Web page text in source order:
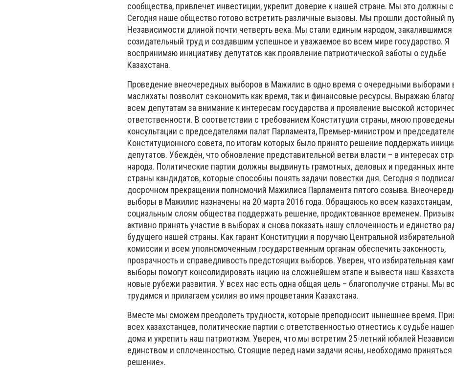
сообщества, привлечет инвестиции, укрепит доверие к нашей стране. Мы это должны
Сегодня наше общество готово встретить различные вызовы. Мы прошли достойный
Независимости длиной почти четверть века. Мы стали единым народом, закалившимся
созидательный труд и создавшим успешное и уважаемое во всем мире государство. Я
воспринимаю инициативу депутатов как проявление патриотической заботы о судьбе
Казахстана.
Проведение внеочередных выборов в Мажилис в одно время с очередными выборами
маслихаты позволит сэкономить как время, так и финансовые ресурсы. Выражаю
всем депутатам за внимание к интересам государства и проявление высокой
ответственности. В соответствии с требованием Конституции страны, мною проведены
консультации с председателями палат Парламента, Премьер-министром и
Конституционного совета, по итогам которых было принято решение поддержать
депутатов. Убеждён, что обновление представительной ветви власти – в интересах
народа. Политические партии должны выдвинуть грамотных, деловых и преданных
страны кандидатов, которые способны понять задачи повестки дня. Сегодня я
досрочном прекращении полномочий Мажилиса Парламента пятого созыва.
выборы в Мажилис назначены на 20 марта 2016 года. Обращаюсь ко всем
социальным слоям общества поддержать решение, продиктованное временем.
активно принять участие в выборах и снова показать нашу сплоченность и единство
будущего нашей страны. Как гарант Конституции я поручаю Центральной избирательной
комиссии и всем уполномоченным государственным органам обеспечить законность,
прозрачность и справедливость предстоящих выборов. Уверен, что избирательная
выборы помогут консолидировать нацию на сложнейшем этапе и вывести наш
новые рубежи развития. У всех нас есть одна общая цель – благополучие страны. Мы
трудимся и прилагаем усилия во имя процветания Казахстана.
Вместе мы сможем преодолеть трудности, которые преподносит нынешнее время.
всех казахстанцев, политические партии с ответственностью отнестись к судьбе
дома и укрепить наш патриотизм. Уверен, что мы встретим 25-летний юбилей
единством и сплоченностью. Стоящие перед нами задачи ясны, необходимо приняться
решение».